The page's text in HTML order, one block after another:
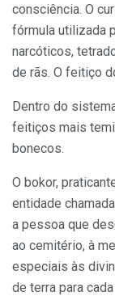
consciência. O
fórmula utilizada
narcóticos,
de rãs. O feitiço
Dentro do
feitiços mais
bonecos.
O bokor,
entidade
a pessoa que
ao cemitério, à
especiais às
de terra para